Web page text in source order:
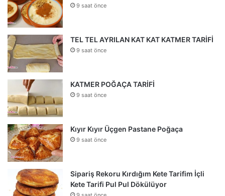
9 saat önce
TEL TEL AYRILAN KAT KAT KATMER TARİFİ
9 saat önce
KATMER POĞAÇA TARİFİ
9 saat önce
Kıyır Kıyır Üçgen Pastane Poğaça
9 saat önce
Sipariş Rekoru Kırdığım Kete Tarifim İçli
Kete Tarifi Pul Pul Dökülüyor